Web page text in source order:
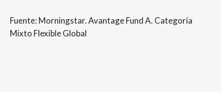
Fuente: Morningstar. Avantage Fund A. Categoría
Mixto Flexible Global